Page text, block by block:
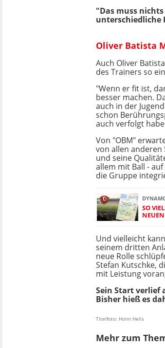
"Das muss
unterschiedliche
Oliver Batista
Auch Oliver
des Trainers so
"Wenn er fit ist,
besser machen.
auch in der
schon
auch verfolgt
Von "OBM"
von allen anderen
und seine
allem mit Ball -
die Gruppe
SO
Und vielleicht
seinem dritten
neue Rolle
Stefan Kutschke,
mit Leistung
Sein Start verlief
Bisher hieß es
Titelfoto: Holm Helis
Mehr zum